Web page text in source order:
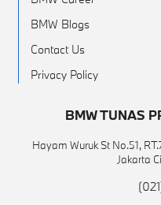
BMW Blogs
Contact Us
Privacy Policy
BMW TUNAS
Hayam Wuruk St No.51,
Jakarta